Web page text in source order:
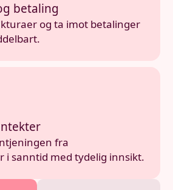
betaling
og ta imot betalinger
fra
i sanntid med tydelig innsikt.